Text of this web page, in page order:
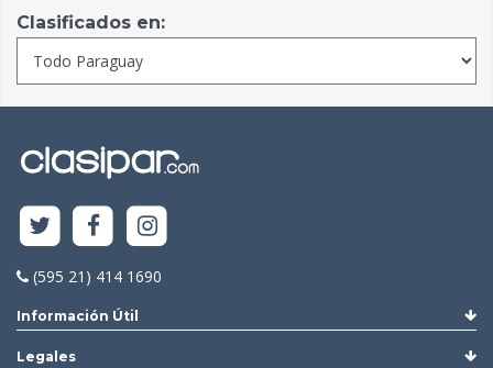
Clasificados en:
(595 21) 414 1690
Información Útil
Legales